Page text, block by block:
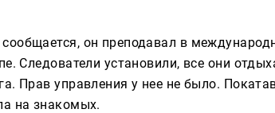
он преподавал в
Следователи установили, все они
Прав управления у нее не было.
на знакомых.